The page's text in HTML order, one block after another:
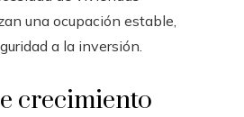
una ocupación estable,
a la inversión.
crecimiento